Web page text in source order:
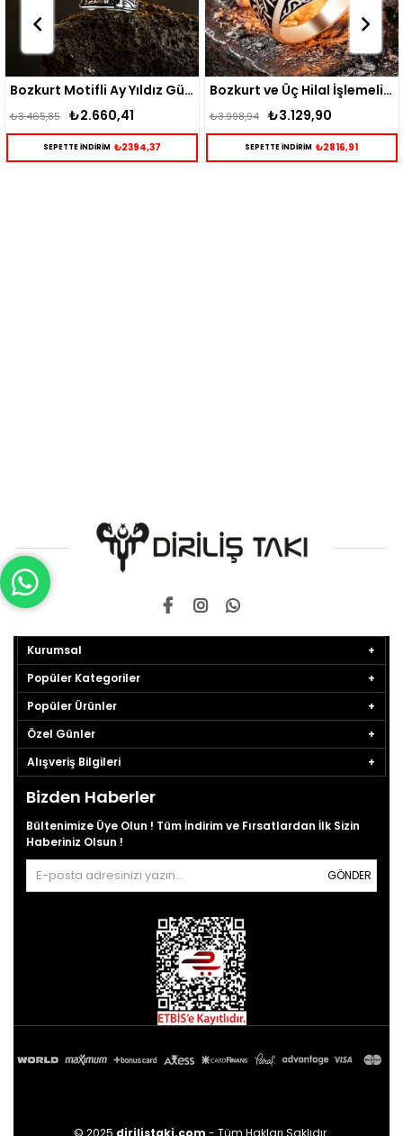
Bozkurt Motifli Ay Yıldız Gümüş Erkek Yüzük
₺2.660,41
₺3.465,85
SEPETTE İNDİRİM ₺2394,37
Bozkurt ve Üç Hilal İşlemeli Gümüş Yüzük
₺3.129,90
₺3.998,94
SEPETTE İNDİRİM ₺2816,91
Kurumsal
Popüler Kategoriler
Popüler Ürünler
Özel Günler
Alışveriş Bilgileri
Bizden Haberler
Bültenimize Üye Olun ! Tüm İndirim ve Fırsatlardan İlk Sizin
Haberiniz Olsun !
GÖNDER
© 2025 dirilistaki.com - Tüm Hakları Saklıdır.